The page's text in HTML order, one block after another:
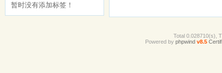
暂时没有添加标签！
Total 0.028710(s),
Powered by phpwind v8.5